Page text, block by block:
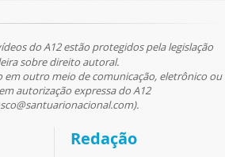
do A12 estão protegidos pela legislação
sobre direito autoral.
outro meio de comunicação, eletrônico ou
autorização expressa do A12
Redação